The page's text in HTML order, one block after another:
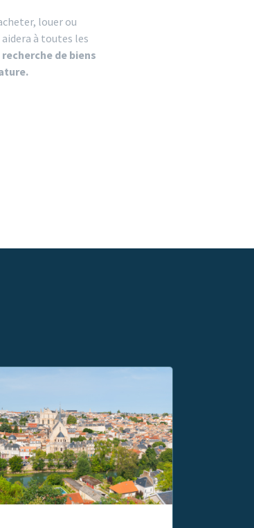
louer ou
à toutes les
recherche de biens